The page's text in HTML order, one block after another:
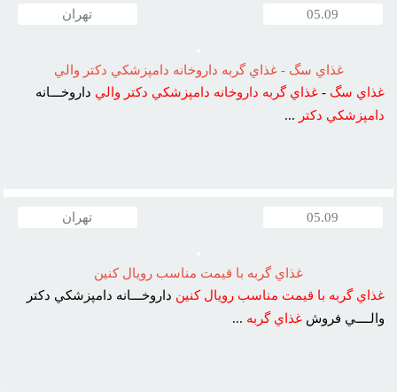
05.09 تهران
غذاي سگ - غذاي گربه داروخانه دامپزشکي دکتر والي
غذاي سگ -غذاي گربه داروخانه دامپزشکي دکتر والي داروخـــانه
دامپزشکي دکتر ...
05.09 تهران
غذاي گربه با قيمت مناسب رويال کنين
غذاي گربه با قيمت مناسب رويال کنين داروخـــانه دامپزشکي دکتر
والــــي فروشغذاي گربه ...